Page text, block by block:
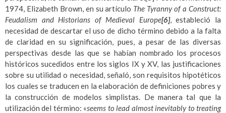
1974, Elizabeth Brown, en su artículo The Tyranny of a Construct:
Feudalism and Historians of Medieval Europe[6], estableció la
necesidad de descartar el uso de dicho término debido a la falta
de claridad en su significación, pues, a pesar de las diversas
perspectivas desde las que se habían nombrado los procesos
históricos sucedidos entre los siglos IX y XV, las justificaciones
sobre su utilidad o necesidad, señaló, son requisitos hipotéticos
los cuales se traducen en la elaboración de definiciones pobres y
la construcción de modelos simplistas. De manera tal que la
utilización del término: «seems to lead almost inevitably to treating